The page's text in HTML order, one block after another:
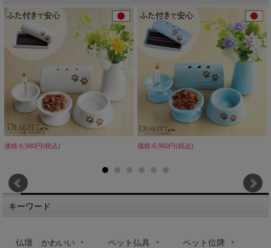
価格:6,980円(税込) 価格:6,980円(税込)
キーワード
仏壇 かわいい ペット仏具 ペット位牌